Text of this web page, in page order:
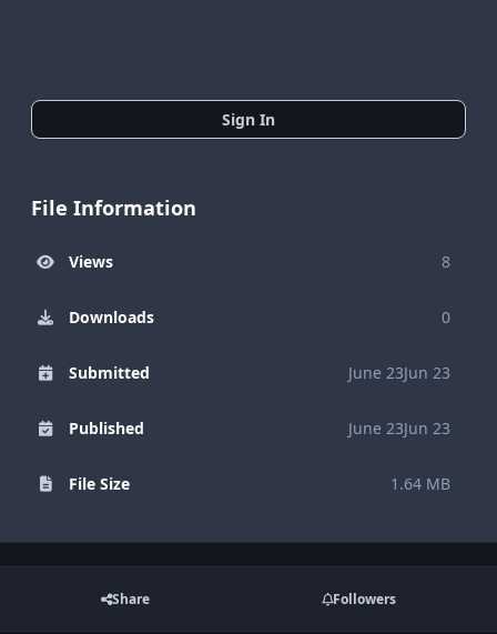
Sign In
File Information
Views 8
Downloads 0
Submitted June 23Jun 23
Published June 23Jun 23
File Size 1.64 MB
Share Followers